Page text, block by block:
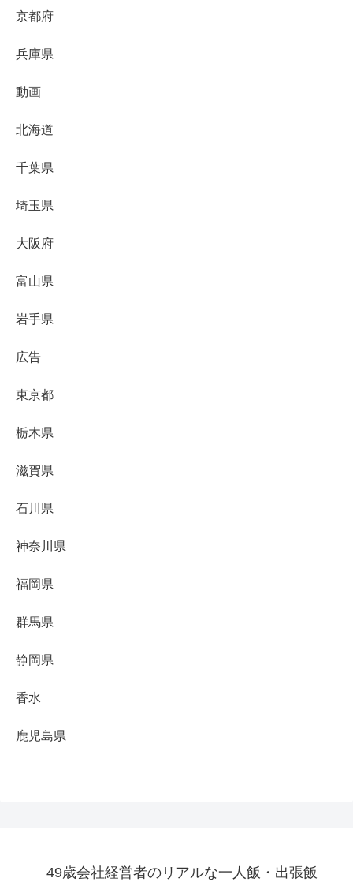
京都府
兵庫県
動画
北海道
千葉県
埼玉県
大阪府
富山県
岩手県
広告
東京都
栃木県
滋賀県
石川県
神奈川県
福岡県
群馬県
静岡県
香水
鹿児島県
49歳会社経営者のリアルな一人飯・出張飯